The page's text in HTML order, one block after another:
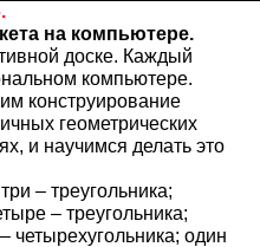
на компьютере.
доске. Каждый
компьютере.
конструирование
геометрических
и научимся делать это
– треугольника;
– треугольника;
четырехугольника; один